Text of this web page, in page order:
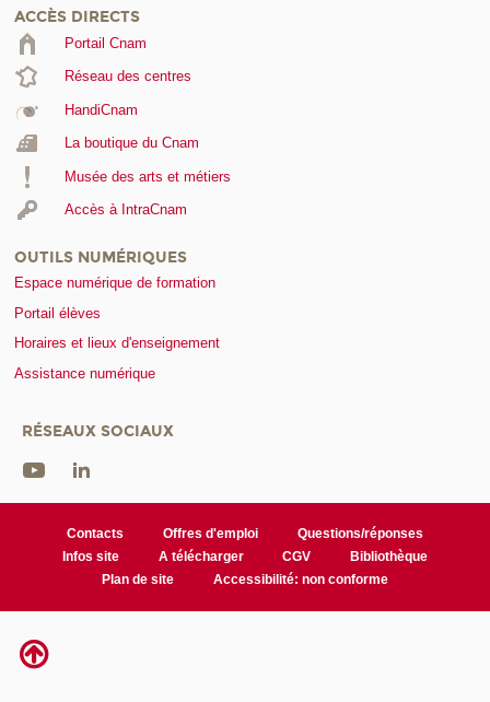
ACCÈS DIRECTS
Portail Cnam
Réseau des centres
HandiCnam
La boutique du Cnam
Musée des arts et métiers
Accès à IntraCnam
OUTILS NUMÉRIQUES
Espace numérique de formation
Portail élèves
Horaires et lieux d'enseignement
Assistance numérique
RÉSEAUX SOCIAUX
Contacts Offres d'emploi
Questions/réponses
Infos site
A télécharger CGV
Bibliothèque
Plan de site
Accessibilité: non conforme